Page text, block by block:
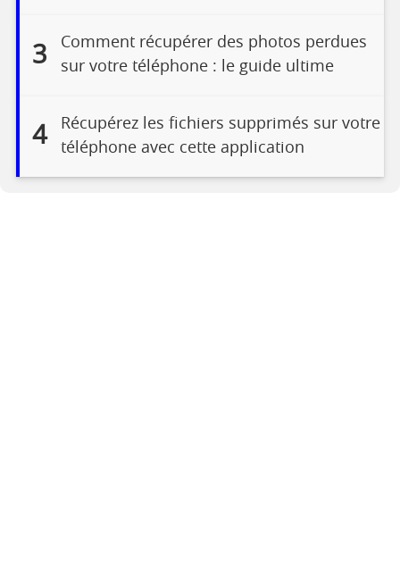
3
Comment récupérer des photos perdues
sur votre téléphone : le guide ultime
4
Récupérez les fichiers supprimés sur votre
téléphone avec cette application